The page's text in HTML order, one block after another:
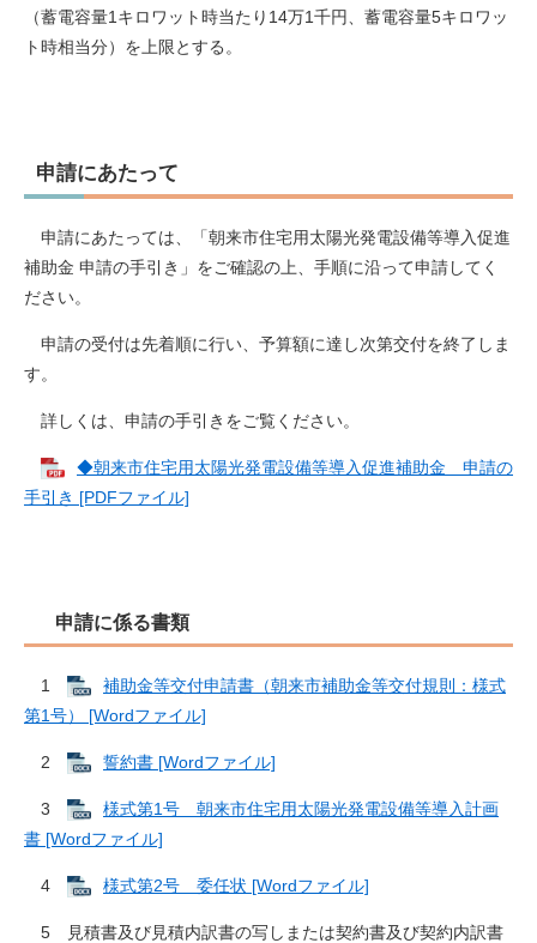
（蓄電容量1キロワット時当たり14万1千円、蓄電容量5キロワッ
ト時相当分）を上限とする。
申請にあたって
申請にあたっては、「朝来市住宅用太陽光発電設備等導入促進
補助金 申請の手引き」をご確認の上、手順に沿って申請してく
ださい。
申請の受付は先着順に行い、予算額に達し次第交付を終了しま
す。
詳しくは、申請の手引きをご覧ください。
◆朝来市住宅用太陽光発電設備等導入促進補助金 申請の
手引き [PDFファイル]
申請に係る書類
1
補助金等交付申請書（朝来市補助金等交付規則：様式
第1号） [Wordファイル]
2 誓約書 [Wordファイル]
3
様式第1号 朝来市住宅用太陽光発電設備等導入計画
書 [Wordファイル]
4 様式第2号 委任状 [Wordファイル]
5 見積書及び見積内訳書の写しまたは契約書及び契約内訳書